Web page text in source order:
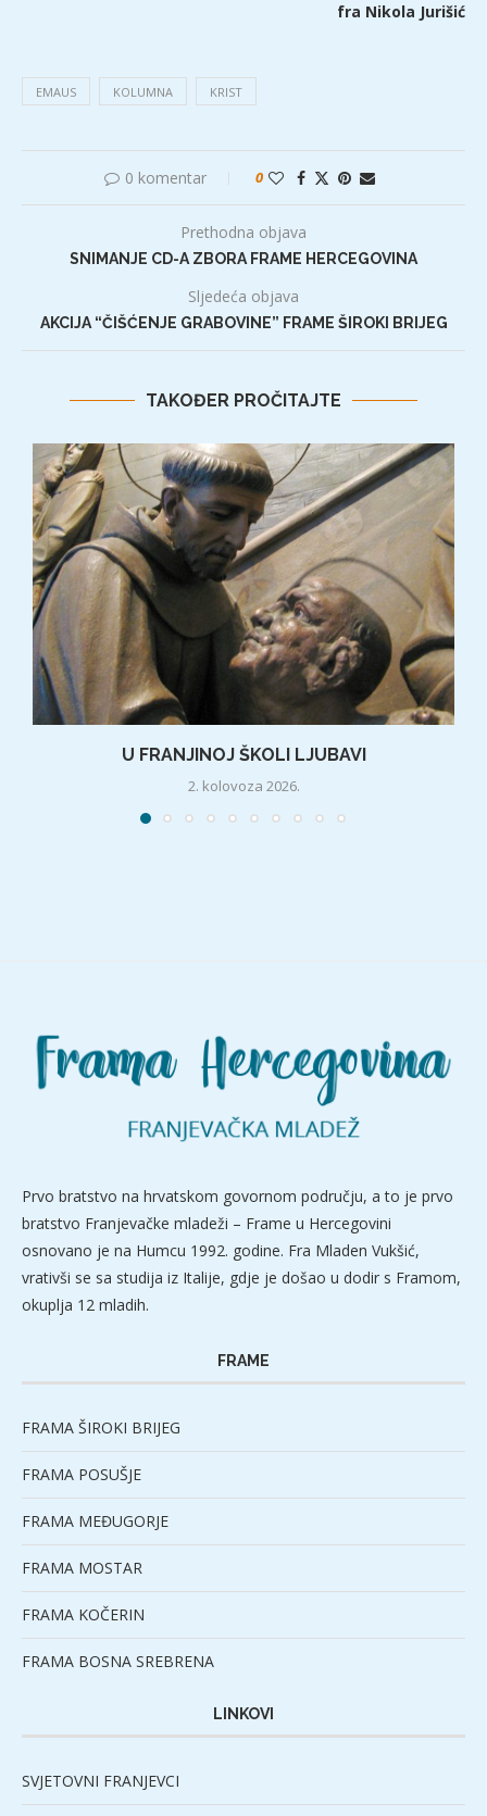
fra Nikola Jurišić
EMAUS KOLUMNA KRIST
0 komentar 0
Prethodna objava
SNIMANJE CD-A ZBORA FRAME HERCEGOVINA
Sljedeća objava
AKCIJA “ČIŠĆENJE GRABOVINE” FRAME ŠIROKI BRIJEG
TAKOĐER PROČITAJTE
U FRANJINOJ ŠKOLI LJUBAVI
2. kolovoza 2026.
Prvo bratstvo na hrvatskom govornom području, a to je prvo
bratstvo Franjevačke mladeži – Frame u Hercegovini
osnovano je na Humcu 1992. godine. Fra Mladen Vukšić,
vrativši se sa studija iz Italije, gdje je došao u dodir s Framom,
okuplja 12 mladih.
FRAME
FRAMA ŠIROKI BRIJEG
FRAMA POSUŠJE
FRAMA MEĐUGORJE
FRAMA MOSTAR
FRAMA KOČERIN
FRAMA BOSNA SREBRENA
LINKOVI
SVJETOVNI FRANJEVCI